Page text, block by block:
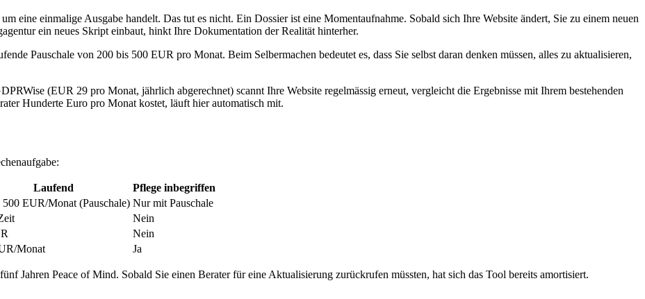
eine einmalige Ausgabe handelt. Das tut es nicht. Ein Dossier ist eine Momentaufnahme. Sobald sich Ihre Website ändert, Sie zu einem neuen
ein neues Skript einbaut, hinkt Ihre Dokumentation der Realität hinterher.
Pauschale von 200 bis 500 EUR pro Monat. Beim Selbermachen bedeutet es, dass Sie selbst daran denken müssen, alles zu aktualisieren,
(EUR 29 pro Monat, jährlich abgerechnet) scannt Ihre Website regelmässig erneut, vergleicht die Ergebnisse mit Ihrem bestehenden
Hunderte Euro pro Monat kostet, läuft hier automatisch mit.
Laufend
Pflege inbegriffen
500 EUR/Monat (Pauschale) Nur mit Pauschale
Nein
Nein
Monat Ja
Jahren Peace of Mind. Sobald Sie einen Berater für eine Aktualisierung zurückrufen müssten, hat sich das Tool bereits amortisiert.